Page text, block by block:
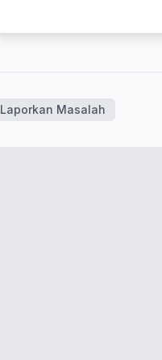
Laporkan Masalah